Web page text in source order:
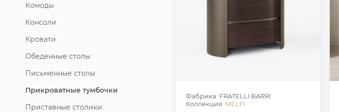
Комоды
Консоли
Кровати
Обеденные столы
Письменные столы
Прикроватные тумбочки
Приставные столики
Фабрика: FRATELLI BARRI
Коллекция: MELFI